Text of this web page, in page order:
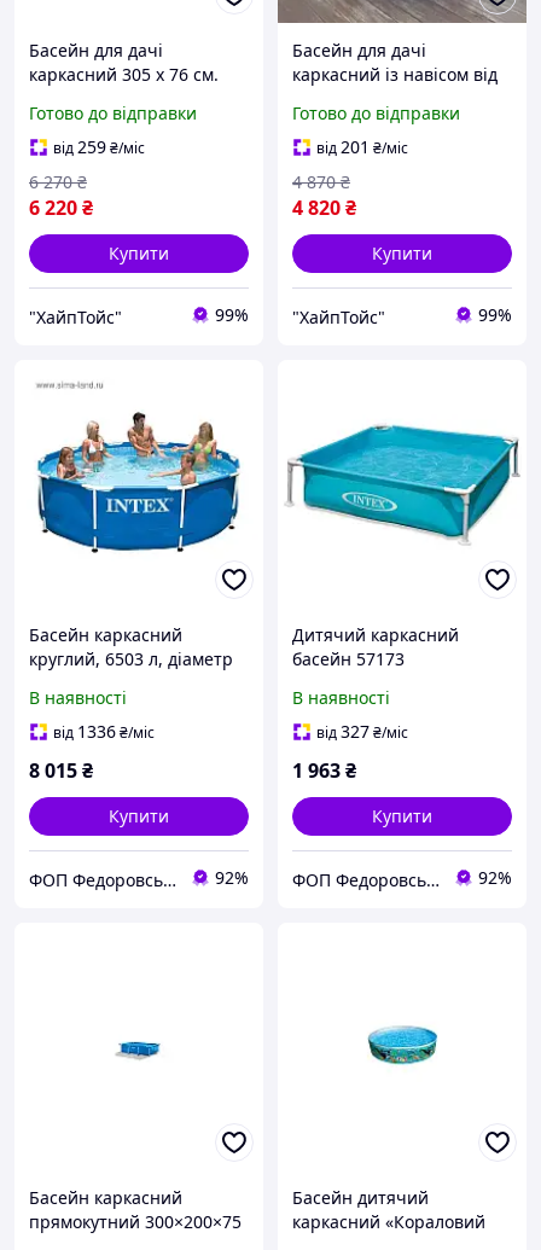
Басейн для дачі
каркасний 305 х 76 см.
Готово до відправки
від259₴/міс
6 220₴
6 270 ₴
Купити
"ХайпТойс" 99%
Басейн для дачі
каркасний із навісом від
Готово до відправки
від201 ₴/міс
4 820₴
4 870 ₴
Купити
"ХайпТойс" 99%
Басейн каркасний
круглий, 6503 л, діаметр
В наявності
від 1336₴/міс
8 015₴
Купити
ФОП Федоровський-Магазин Іграшок Рижик 92%
Дитячий каркасний
басейн 57173
В наявності
від327₴/міс
1 963₴
Купити
ФОП Федоровський-Магазин Іграшок Рижик 92%
Басейн каркасний
прямокутний 300×200×75
Басейн дитячий
каркасний «Кораловий